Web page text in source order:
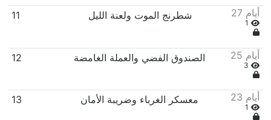
11 شطرنج الموت ولعنة الليل 27 أيام
1
12 الصندوق الفضي والعملة الغامضة 25 أيام
3
13 معسكر الغرباء وضريبة الأمان 23 أيام
1